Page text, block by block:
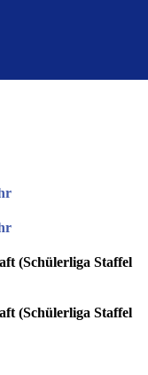
(Schülerliga Staffel
(Schülerliga Staffel